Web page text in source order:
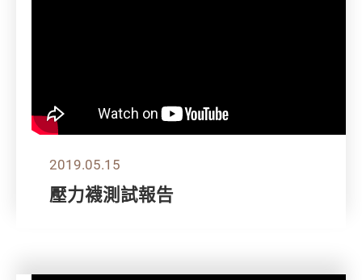
2019.05.15
壓力襪測試報告